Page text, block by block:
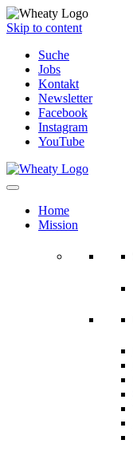
Skip to content
Suche
Jobs
Kontakt
Newsletter
Facebook
Instagram
YouTube
Home
Mission